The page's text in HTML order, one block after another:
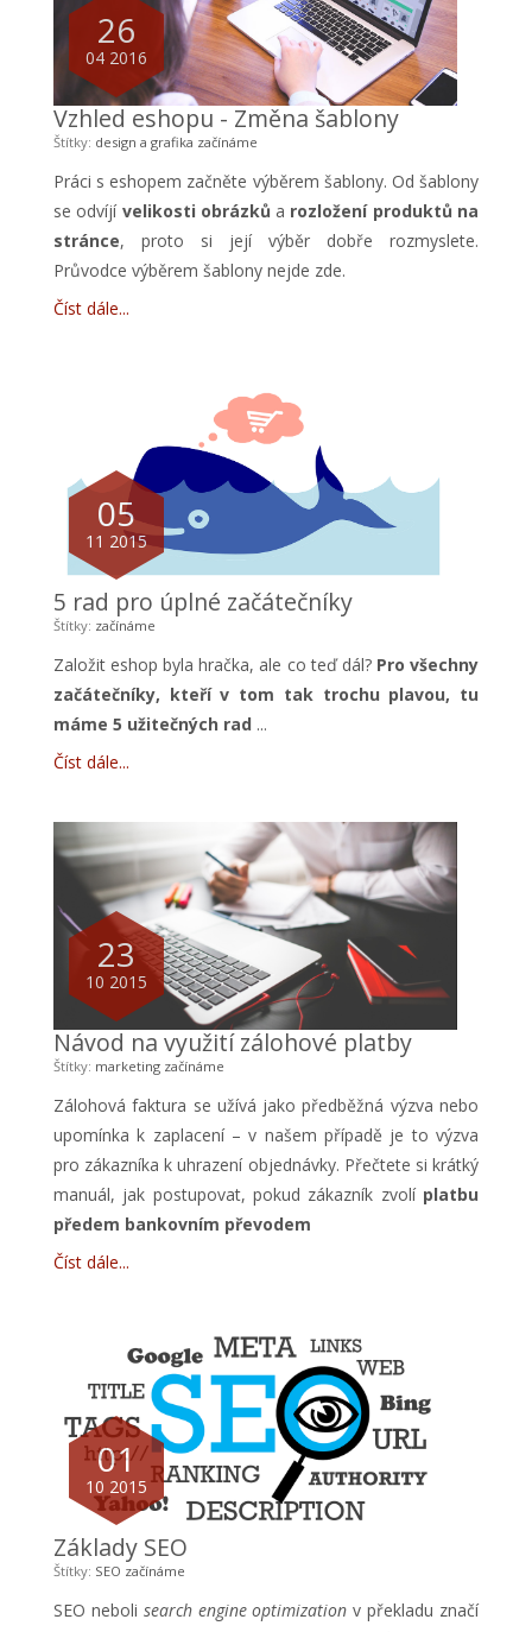
26
04 2016
Vzhled eshopu - Změna šablony
Štítky: design a grafika začínáme
Práci s eshopem začněte výběrem šablony. Od šablony
se odvíjí velikosti obrázků a rozložení produktů na
stránce, proto si její výběr dobře rozmyslete.
Průvodce výběrem šablony nejde zde.
Číst dále
05
11 2015
5 rad pro úplné začátečníky
Štítky: začínáme
Založit eshop byla hračka, ale co teď dál? Pro všechny
začátečníky, kteří v tom tak trochu plavou, tu
máme 5 užitečných rad ...
Číst dále
23
10 2015
Návod na využití zálohové platby
Štítky: marketing začínáme
Zálohová faktura se užívá jako předběžná výzva nebo
upomínka k zaplacení – v našem případě je to výzva
pro zákazníka k uhrazení objednávky. Přečtete si krátký
manuál, jak postupovat, pokud zákazník zvolí platbu
předem bankovním převodem
Číst dále
01
10 2015
Základy SEO
Štítky: SEO začínáme
SEO neboli search engine optimization v překladu značí